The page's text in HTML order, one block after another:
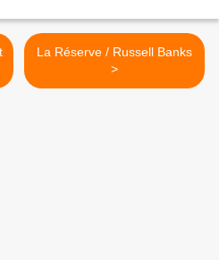
La Réserve / Russell Banks
>